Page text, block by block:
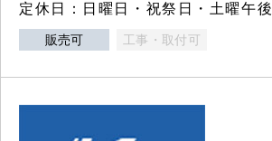
定休日：日曜日・祝祭日・土曜午後
販売可 工事・取付可